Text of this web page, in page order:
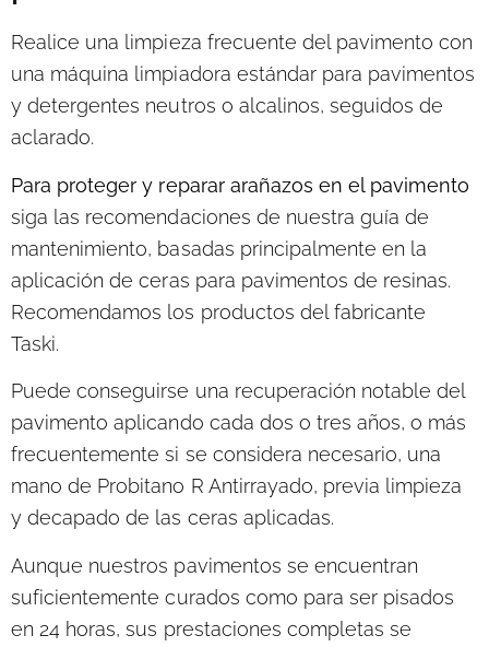
Realice una limpieza frecuente del pavimento con
una máquina limpiadora estándar para pavimentos
y detergentes neutros o alcalinos, seguidos de
aclarado.
Para proteger y reparar arañazos en el pavimento
siga las recomendaciones de nuestra guía de
mantenimiento, basadas principalmente en la
aplicación de ceras para pavimentos de resinas.
Recomendamos los productos del fabricante
Taski.
Puede conseguirse una recuperación notable del
pavimento aplicando cada dos o tres años, o más
frecuentemente si se considera necesario, una
mano de Probitano R Antirrayado, previa limpieza
y decapado de las ceras aplicadas.
Aunque nuestros pavimentos se encuentran
suficientemente curados como para ser pisados
en 24 horas, sus prestaciones completas se